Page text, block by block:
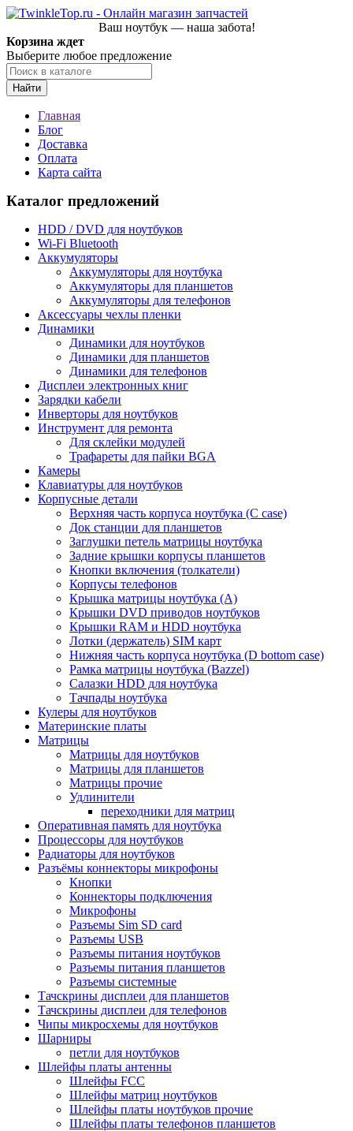
Ваш ноутбук — наша забота!
Корзина ждет
Выберите любое предложение
Найти
Главная
Блог
Доставка
Оплата
Карта сайта
Каталог предложений
HDD / DVD для ноутбуков
Wi-Fi Bluetooth
Аккумуляторы
Аккумуляторы для ноутбука
Аккумуляторы для планшетов
Аккумуляторы для телефонов
Аксессуары чехлы пленки
Динамики
Динамики для ноутбуков
Динамики для планшетов
Динамики для телефонов
Дисплеи электронных книг
Зарядки кабели
Инверторы для ноутбуков
Инструмент для ремонта
Для склейки модулей
Трафареты для пайки BGA
Камеры
Клавиатуры для ноутбуков
Корпусные детали
Верхняя часть корпуса ноутбука (С case)
Док станции для планшетов
Заглушки петель матрицы ноутбука
Задние крышки корпусы планшетов
Кнопки включения (толкатели)
Корпусы телефонов
Крышка матрицы ноутбука (A)
Крышки DVD приводов ноутбуков
Крышки RAM и HDD ноутбука
Лотки (держатель) SIM карт
Нижняя часть корпуса ноутбука (D bottom case)
Рамка матрицы ноутбука (Bazzel)
Салазки HDD для ноутбука
Тачпады ноутбука
Кулеры для ноутбуков
Материнские платы
Матрицы
Матрицы для ноутбуков
Матрицы для планшетов
Матрицы прочие
Удлинители
переходники для матриц
Оперативная память для ноутбука
Процессоры для ноутбуков
Радиаторы для ноутбуков
Разъёмы коннекторы микрофоны
Кнопки
Коннекторы подключения
Микрофоны
Разъемы Sim SD card
Разъемы USB
Разъемы питания ноутбуков
Разъемы питания планшетов
Разъемы системные
Тачскрины дисплеи для планшетов
Тачскрины дисплеи для телефонов
Чипы микросхемы для ноутбуков
Шарниры
петли для ноутбуков
Шлейфы платы антенны
Шлейфы FCC
Шлейфы матриц ноутбуков
Шлейфы платы ноутбуков прочие
Шлейфы платы телефонов планшетов